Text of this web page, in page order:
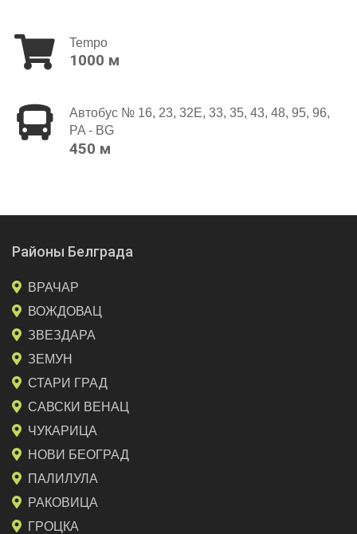
Tempo
1000 м
Автобус № 16, 23, 32E, 33, 35, 43, 48, 95, 96,
PA - BG
450 м
Районы Белграда
ВРАЧАР
ВОЖДОВАЦ
ЗВЕЗДАРА
ЗЕМУН
СТАРИ ГРАД
САВСКИ ВЕНАЦ
ЧУКАРИЦА
НОВИ БЕОГРАД
ПАЛИЛУЛА
РАКОВИЦА
ГРОЦКА